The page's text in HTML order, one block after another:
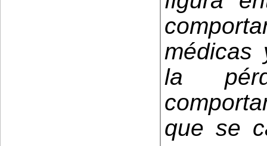
médicas
la
que se